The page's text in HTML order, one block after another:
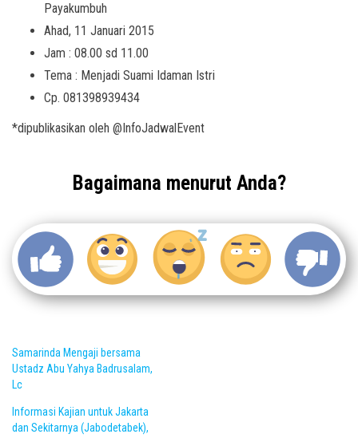
Payakumbuh
Ahad, 11 Januari 2015
Jam : 08.00 sd 11.00
Tema : Menjadi Suami Idaman Istri
Cp. 081398939434
*dipublikasikan oleh @InfoJadwalEvent
Bagaimana menurut Anda?
Samarinda Mengaji bersama
Ustadz Abu Yahya Badrusalam,
Lc
Informasi Kajian untuk Jakarta
dan Sekitarnya (Jabodetabek),